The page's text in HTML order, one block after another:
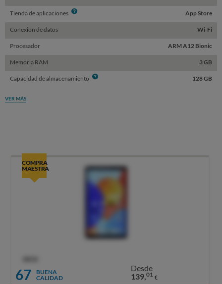
Tienda de aplicaciones Info App Store
Conexión de datos Wi-Fi
Procesador ARM A12 Bionic
Memoria RAM 3 GB
Capacidad de almacenamiento Info 128 GB
VER MÁS
COMPRA
MAESTRA
67
BUENA
CALIDAD
Desde
139,01 €